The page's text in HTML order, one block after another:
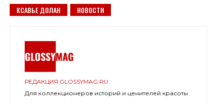
КСАВЬЕ ДОЛАН
НОВОСТИ
РЕДАКЦИЯ GLOSSYMAG.RU
Для коллекционеров историй и ценителей красоты